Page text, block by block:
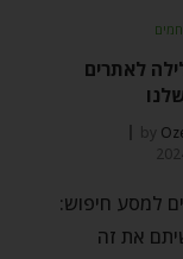
לאתרים
by
למסע חיפוש:
את זה